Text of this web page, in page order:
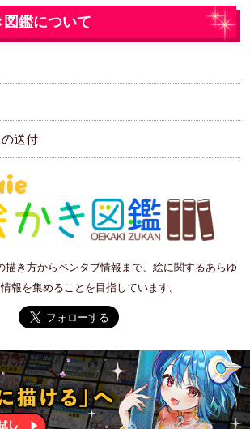
図鑑について
送付
描き方からペンタブ情報まで、絵に関するあらゆ
報を集めることを目指しています。